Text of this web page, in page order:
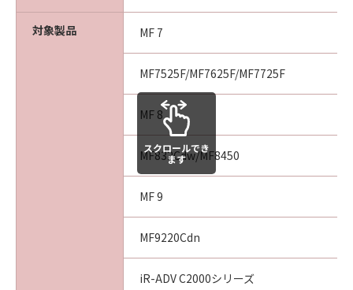
対象製品 MF 7
MF7525F/MF7625F/MF7725F
MF 8
MF832Cdw/MF8450
MF 9
MF9220Cdn
iR-ADV C2000シリーズ
スクロールでき
ます